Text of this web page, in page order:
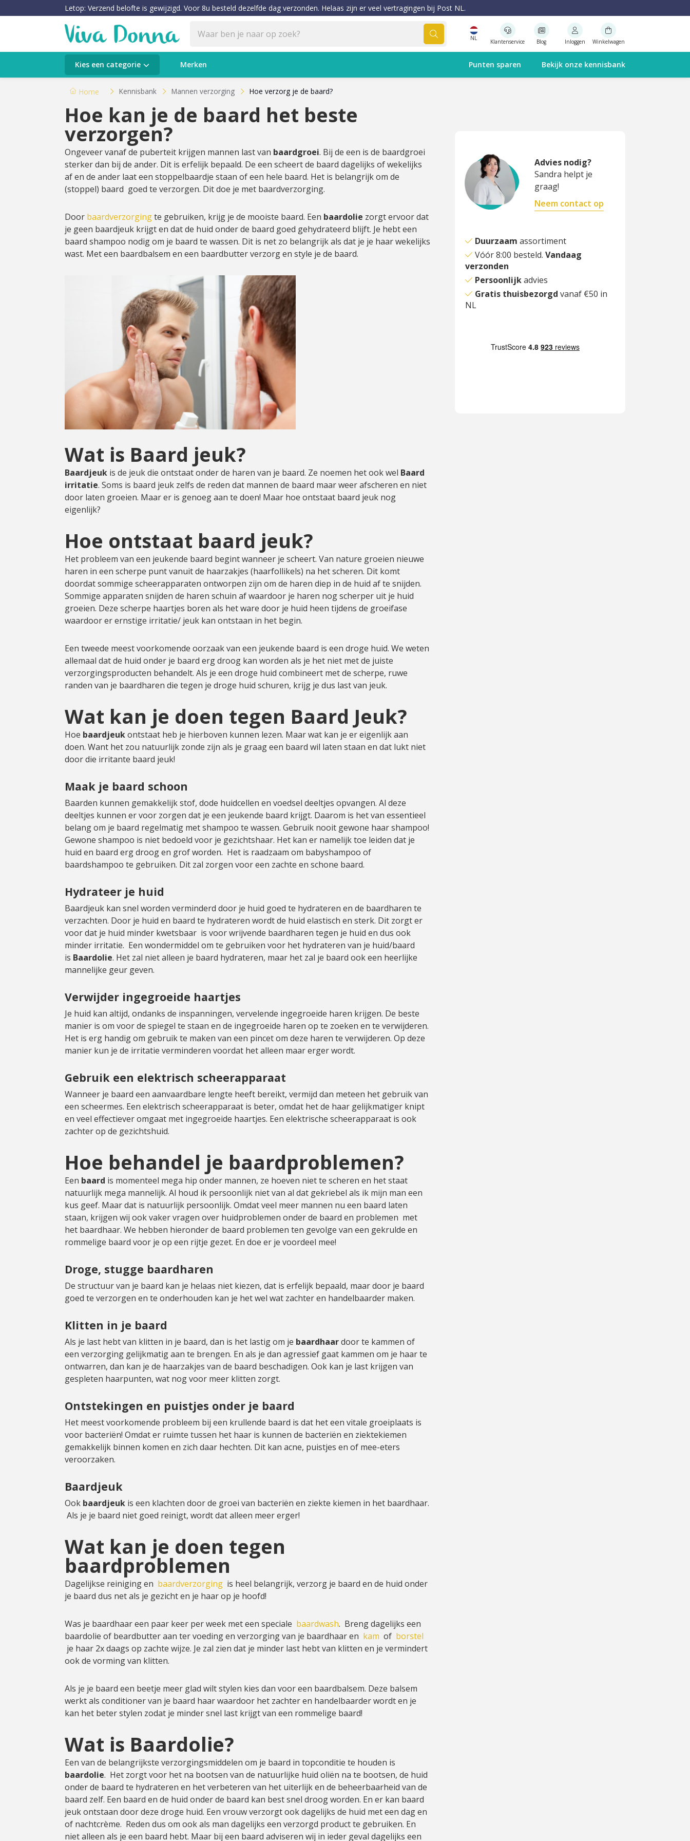
Letop: Verzend belofte is gewijzigd. Voor 8u besteld dezelfde dag verzonden. Helaas zijn er veel vertragingen bij Post NL.
NL Klantenservice Blog Inloggen Winkelwagen
Kies een categorie Merken Punten sparen Bekijk onze kennisbank
Categorieën
Verzorging
Make-up
Huidtypes & Huidcondities
Baby & Kids
Voeding & Gezondheid
Sale
Cadeau
Nieuwe Striplac 2025
Schrijf je nu in voor Beauty News
Home Kennisbank Mannen verzorging Hoe verzorg je de baard?
Hoe kan je de baard het beste
verzorgen?
Ongeveer vanaf de puberteit krijgen mannen last van baardgroei. Bij de een is de baardgroei
sterker dan bij de ander. Dit is erfelijk bepaald. De een scheert de baard dagelijks of wekelijks
af en de ander laat een stoppelbaardje staan of een hele baard. Het is belangrijk om de
(stoppel) baard goed te verzorgen. Dit doe je met baardverzorging.
Door baardverzorgingte gebruiken, krijg je de mooiste baard. Een baardolie zorgt ervoor dat
je geen baardjeuk krijgt en dat de huid onder de baard goed gehydrateerd blijft. Je hebt een
baard shampoo nodig om je baard te wassen. Dit is net zo belangrijk als dat je je haar wekelijks
wast. Met een baardbalsem en een baardbutter verzorg en style je de baard.
Wat is Baard jeuk?
Baardjeuk is de jeuk die ontstaat onder de haren van je baard. Ze noemen het ook wel Baard
irritatie. Soms is baard jeuk zelfs de reden dat mannen de baard maar weer afscheren en niet
door laten groeien. Maar er is genoeg aan te doen! Maar hoe ontstaat baard jeuk nog
eigenlijk?
Hoe ontstaat baard jeuk?
Het probleem van een jeukende baard begint wanneer je scheert. Van nature groeien nieuwe
haren in een scherpe punt vanuit de haarzakjes (haarfollikels) na het scheren. Dit komt
doordat sommige scheerapparaten ontworpen zijn om de haren diep in de huid af te snijden.
Sommige apparaten snijden de haren schuin af waardoor je haren nog scherper uit je huid
groeien. Deze scherpe haartjes boren als het ware door je huid heen tijdens de groeifase
waardoor er ernstige irritatie/ jeuk kan ontstaan in het begin.
Een tweede meest voorkomende oorzaak van een jeukende baard is een droge huid. We weten
allemaal dat de huid onder je baard erg droog kan worden als je het niet met de juiste
verzorgingsproducten behandelt. Als je een droge huid combineert met de scherpe, ruwe
randen van je baardharen die tegen je droge huid schuren, krijg je dus last van jeuk.
Wat kan je doen tegen Baard Jeuk?
Hoe baardjeukontstaat heb je hierboven kunnen lezen. Maar wat kan je er eigenlijk aan
doen. Want het zou natuurlijk zonde zijn als je graag een baard wil laten staan en dat lukt niet
door die irritante baard jeuk!
Maak je baard schoon
Baarden kunnen gemakkelijk stof, dode huidcellen en voedsel deeltjes opvangen. Al deze
deeltjes kunnen er voor zorgen dat je een jeukende baard krijgt. Daarom is het van essentieel
belang om je baard regelmatig met shampoo te wassen. Gebruik nooit gewone haar shampoo!
Gewone shampoo is niet bedoeld voor je gezichtshaar. Het kan er namelijk toe leiden dat je
huid en baard erg droog en grof worden. Het is raadzaam om babyshampoo of
baardshampoo te gebruiken. Dit zal zorgen voor een zachte en schone baard.
Hydrateer je huid
Baardjeuk kan snel worden verminderd door je huid goed te hydrateren en de baardharen te
verzachten. Door je huid en baard te hydrateren wordt de huid elastisch en sterk. Dit zorgt er
voor dat je huid minder kwetsbaar is voor wrijvende baardharen tegen je huid en dus ook
minder irritatie. Een wondermiddel om te gebruiken voor het hydrateren van je huid/baard
is Baardolie. Het zal niet alleen je baard hydrateren, maar het zal je baard ook een heerlijke
mannelijke geur geven.
Verwijder ingegroeide haartjes
Je huid kan altijd, ondanks de inspanningen, vervelende ingegroeide haren krijgen. De beste
manier is om voor de spiegel te staan ​​en de ingegroeide haren op te zoeken en te verwijderen.
Het is erg handig om gebruik te maken van een pincet om deze haren te verwijderen. Op deze
manier kun je de irritatie verminderen voordat het alleen maar erger wordt.
Gebruik een elektrisch scheerapparaat
Wanneer je baard een aanvaardbare lengte heeft bereikt, vermijd dan meteen het gebruik van
een scheermes. Een elektrisch scheerapparaat is beter, omdat het de haar gelijkmatiger knipt
en veel effectiever omgaat met ingegroeide haartjes. Een elektrische scheerapparaat is ook
zachter op de gezichtshuid.
Hoe behandel je baardproblemen?
Een baard is momenteel mega hip onder mannen, ze hoeven niet te scheren en het staat
natuurlijk mega mannelijk. Al houd ik persoonlijk niet van al dat gekriebel als ik mijn man een
kus geef. Maar dat is natuurlijk persoonlijk. Omdat veel meer mannen nu een baard laten
staan, krijgen wij ook vaker vragen over huidproblemen onder de baard en problemen met
het baardhaar. We hebben hieronder de baard problemen ten gevolge van een gekrulde en
rommelige baard voor je op een rijtje gezet. En doe er je voordeel mee!
Droge, stugge baardharen
De structuur van je baard kan je helaas niet kiezen, dat is erfelijk bepaald, maar door je baard
goed te verzorgen en te onderhouden kan je het wel wat zachter en handelbaarder maken.
Klitten in je baard
Als je last hebt van klitten in je baard, dan is het lastig om je baardhaardoor te kammen of
een verzorging gelijkmatig aan te brengen. En als je dan agressief gaat kammen om je haar te
ontwarren, dan kan je de haarzakjes van de baard beschadigen. Ook kan je last krijgen van
gespleten haarpunten, wat nog voor meer klitten zorgt.
Ontstekingen en puistjes onder je baard
Het meest voorkomende probleem bij een krullende baard is dat het een vitale groeiplaats is
voor bacteriën! Omdat er ruimte tussen het haar is kunnen de bacteriën en ziektekiemen
gemakkelijk binnen komen en zich daar hechten. Dit kan acne, puistjes en of mee-eters
veroorzaken.
Baardjeuk
Ook baardjeuk is een klachten door de groei van bacteriën en ziekte kiemen in het baardhaar.
Als je je baard niet goed reinigt, wordt dat alleen meer erger!
Wat kan je doen tegen
baardproblemen
Dagelijkse reiniging en baardverzorging is heel belangrijk, verzorg je baard en de huid onder
je baard dus net als je gezicht en je haar op je hoofd!
Was je baardhaar een paar keer per week met een speciale baardwash. Breng dagelijks een
baardolie of beardbutter aan ter voeding en verzorging van je baardhaar en kam of borstel
je haar 2x daags op zachte wijze. Je zal zien dat je minder last hebt van klitten en je vermindert
ook de vorming van klitten.
Als je je baard een beetje meer glad wilt stylen kies dan voor een baardbalsem. Deze balsem
werkt als conditioner van je baard haar waardoor het zachter en handelbaarder wordt en je
kan het beter stylen zodat je minder snel last krijgt van een rommelige baard!
Wat is Baardolie?
Een van de belangrijkste verzorgingsmiddelen om je baard in topconditie te houden is
baardolie. Het zorgt voor het na bootsen van de natuurlijke huid oliën na te bootsen, de huid
onder de baard te hydrateren en het verbeteren van het uiterlijk en de beheerbaarheid van de
baard zelf. Een baard en de huid onder de baard kan best snel droog worden. En er kan baard
jeuk ontstaan door deze droge huid. Een vrouw verzorgt ook dagelijks de huid met een dag en
of nachtcrème. Reden dus om ook als man dagelijks een verzorgd product te gebruiken. En
niet alleen als je een baard hebt. Maar bij een baard adviseren wij in ieder geval dagelijks een
Advies nodig?
Sandra helpt je
graag!
Neem contact op
Duurzaam assortiment
Vóór 8:00 besteld. Vandaag
verzonden
Persoonlijkadvies
Gratis thuisbezorgd vanaf €50 in
NL